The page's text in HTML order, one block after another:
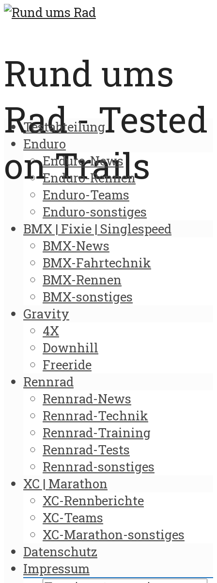
Rund ums
Rad - Tested
on Trails
Testabteilung
Enduro
Enduro-News
Enduro-Rennen
Enduro-Teams
Enduro-sonstiges
BMX | Fixie | Singlespeed
BMX-News
BMX-Fahrtechnik
BMX-Rennen
BMX-sonstiges
Gravity
4X
Downhill
Freeride
Rennrad
Rennrad-News
Rennrad-Technik
Rennrad-Training
Rennrad-Tests
Rennrad-sonstiges
XC | Marathon
XC-Rennberichte
XC-Teams
XC-Marathon-sonstiges
Datenschutz
Impressum